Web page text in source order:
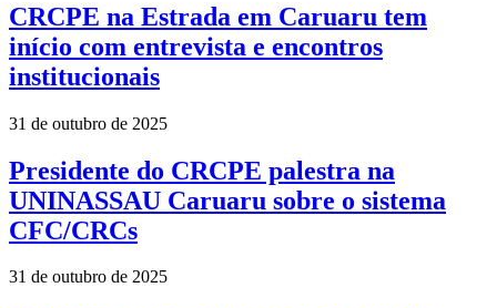
CRCPE na Estrada em Caruaru tem
início com entrevista e encontros
institucionais
31 de outubro de 2025
Presidente do CRCPE palestra na
UNINASSAU Caruaru sobre o sistema
CFC/CRCs
31 de outubro de 2025